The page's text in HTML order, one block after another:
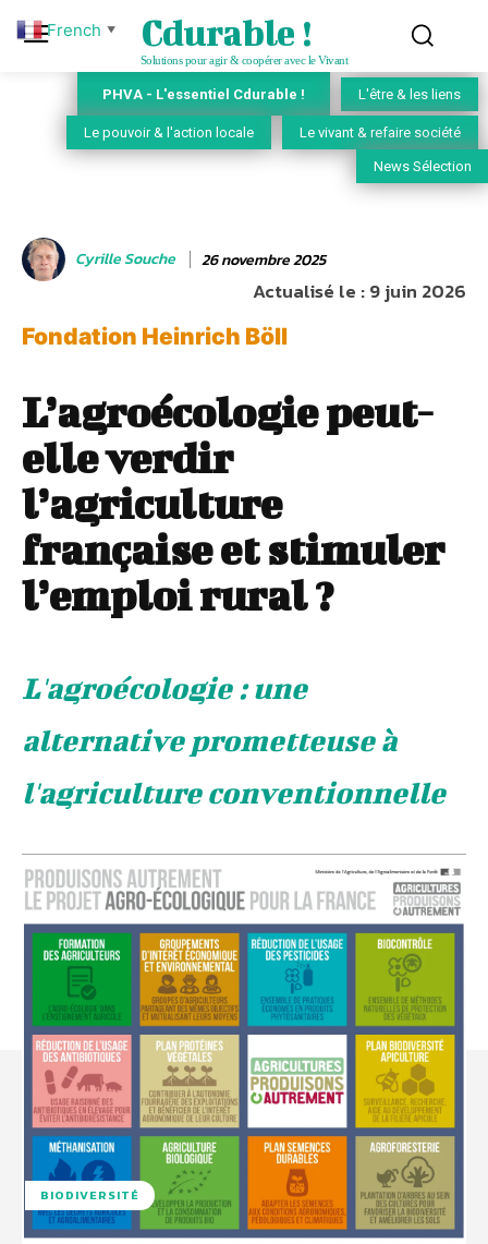
Cdurable !
Solutions pour agir & coopérer avec le Vivant
PHVA - L'essentiel Cdurable ! L'être & les liens
Le pouvoir & l'action locale Le vivant & refaire société
News Sélection
Cyrille Souche 26 novembre 2025
Actualisé le :9 juin 2026
Fondation Heinrich Böll
L’agroécologie peut-
elle verdir
l’agriculture
française et stimuler
l’emploi rural ?
L'agroécologie : une
alternative prometteuse à
l'agriculture conventionnelle
BIODIVERSITÉ
French ▼